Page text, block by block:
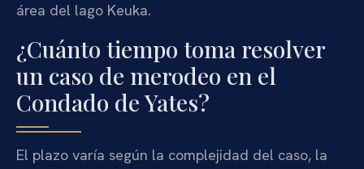
área del lago Keuka.
¿Cuánto tiempo toma resolver
un caso de merodeo en el
Condado de Yates?
El plazo varía según la complejidad del caso, la